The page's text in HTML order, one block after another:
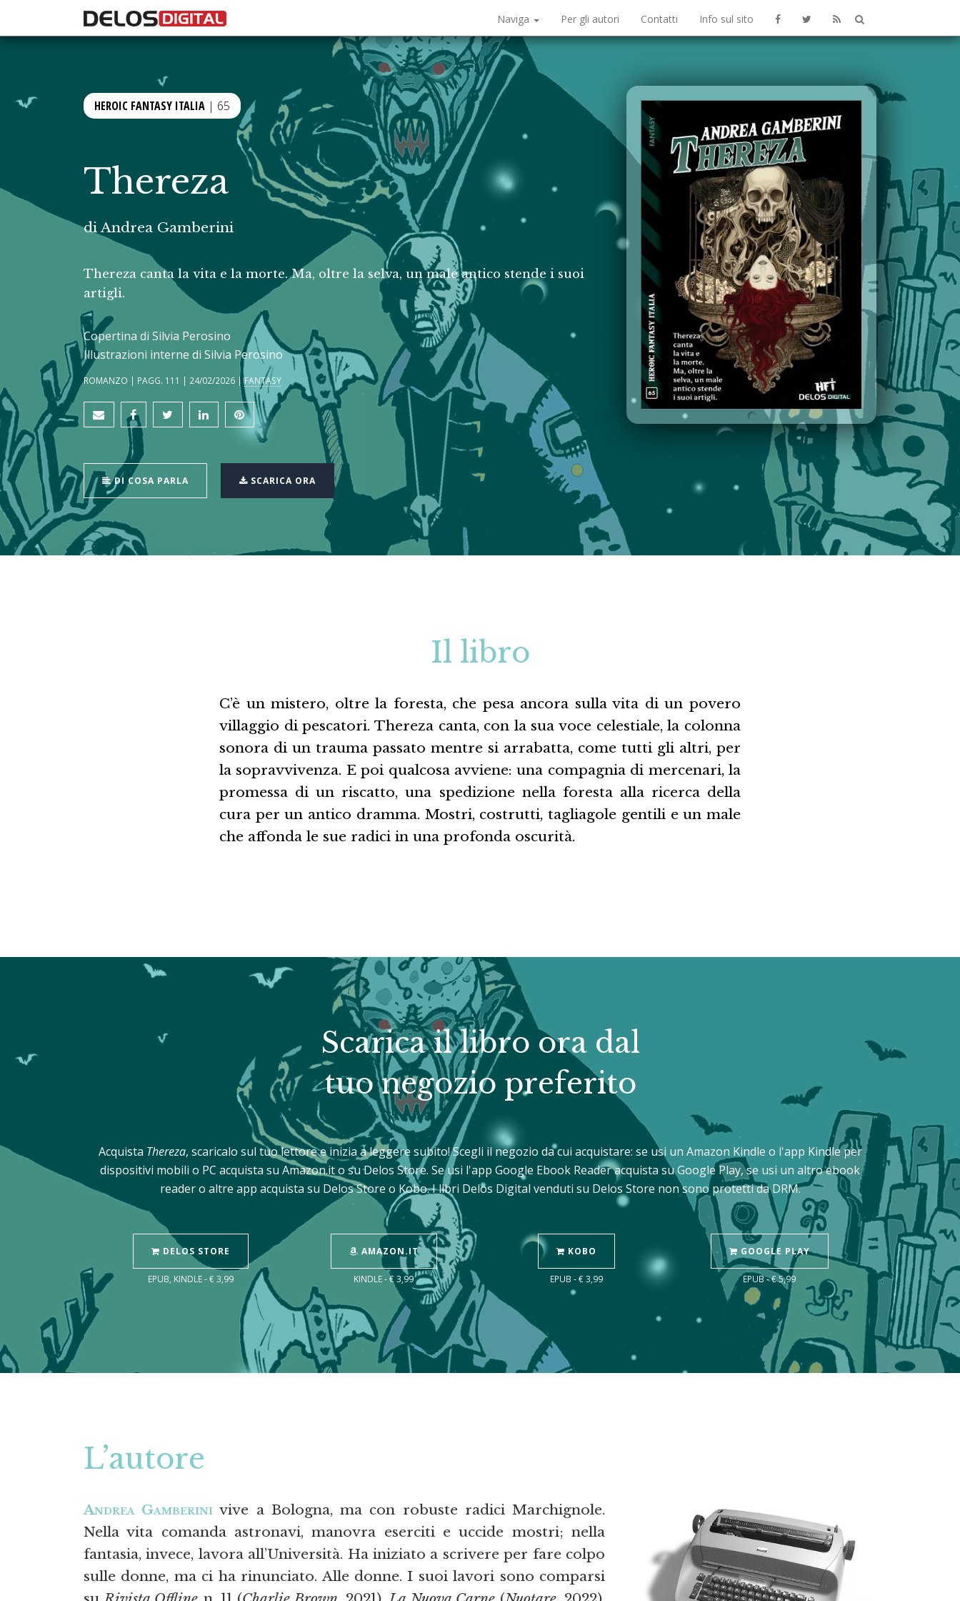
Naviga Per gli autori Contatti Info sul sito
HEROIC FANTASY ITALIA | 65
Thereza
diAndrea Gamberini
Thereza canta la vita e la morte. Ma, oltre la selva, un male antico stende i suoi
artigli.
Copertina di Silvia Perosino
Illustrazioni interne di Silvia Perosino
ROMANZO | PAGG. 111 | 24/02/2026 |FANTASY
DI COSA PARLA SCARICA ORA
Il libro
C’è un mistero, oltre la foresta, che pesa ancora sulla vita di un povero
villaggio di pescatori. Thereza canta, con la sua voce celestiale, la colonna
sonora di un trauma passato mentre si arrabatta, come tutti gli altri, per
la sopravvivenza. E poi qualcosa avviene: una compagnia di mercenari, la
promessa di un riscatto, una spedizione nella foresta alla ricerca della
cura per un antico dramma. Mostri, costrutti, tagliagole gentili e un male
che affonda le sue radici in una profonda oscurità.
Scarica il libro ora dal
tuo negozio preferito
Acquista Thereza, scaricalo sul tuo lettore e inizia a leggere subito! Scegli il negozio da cui acquistare: se usi un Amazon Kindle o l'app Kindle per
dispositivi mobili o PC acquista su Amazon.it o su Delos Store. Se usi l'app Google Ebook Reader acquista su Google Play, se usi un altro ebook
reader o altre app acquista su Delos Store o Kobo. I libri Delos Digital venduti su Delos Store non sono protetti da DRM.
DELOS STORE
EPUB, KINDLE - € 3,99
AMAZON.IT
KINDLE - € 3,99
KOBO
EPUB - € 3,99
GOOGLE PLAY
EPUB - € 5,99
L’autore
Andrea Gamberini vive a Bologna, ma con robuste radici Marchignole.
Nella vita comanda astronavi, manovra eserciti e uccide mostri; nella
fantasia, invece, lavora all’Università. Ha iniziato a scrivere per fare colpo
sulle donne, ma ci ha rinunciato. Alle donne. I suoi lavori sono comparsi